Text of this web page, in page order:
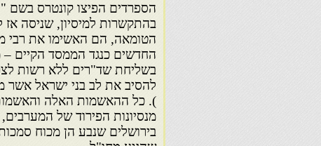
הספרדים הפיצו קונטרס בשם
בהתקשרות למיסיון, שניסה אז
הטומאה, הם האשימו את רבי
החדשים כנגד הממסד הקיים –
בשליחת שד"רים ללא רשות
להסיב את לב בני ישראל אשר
). כל ההאשמות האלה
מנסיונות הפירוד של
בירושלים שנבע הן מכוח